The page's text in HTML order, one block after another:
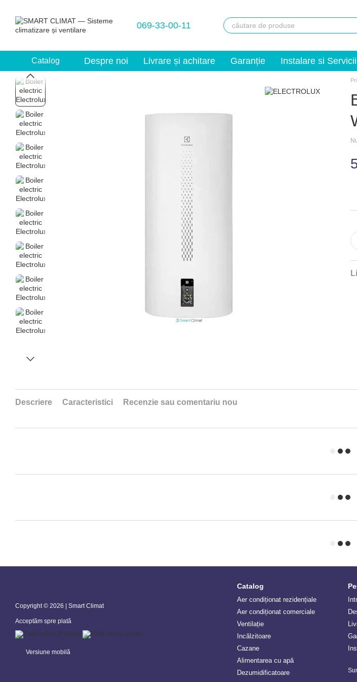
069-33-00-11
Catalog Despre noi Livrare și achitare Garanție Instalare si Servicii
Descriere Caracteristici Recenzie sau comentariu nou
Copyright © 2026 | Smart Climat
Acceptăm spre plată
Versiune mobilă
Catalog
Aer condiționat rezidențiale
Aer condiționat comerciale
Ventilație
Incălzitoare
Сazane
Alimentarea cu apă
Dezumidificatoare